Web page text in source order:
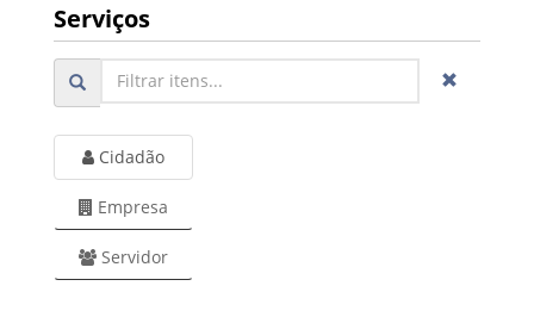
Serviços
Cidadão
Empresa
Servidor